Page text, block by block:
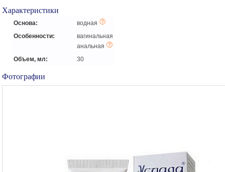
Характеристики
Основа:
водная
Особенности:
вагинальная
анальная
Объем, мл:
30
Фотографии